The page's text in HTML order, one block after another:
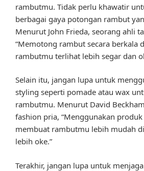
rambutmu. Tidak perlu khawatir
berbagai gaya potongan rambut
Menurut John Frieda, seorang ahli
“Memotong rambut secara berkala
rambutmu terlihat lebih segar dan
Selain itu, jangan lupa untuk
styling seperti pomade atau wax
rambutmu. Menurut David
fashion pria, “Menggunakan
membuat rambutmu lebih mudah
lebih oke.”
Terakhir, jangan lupa untuk